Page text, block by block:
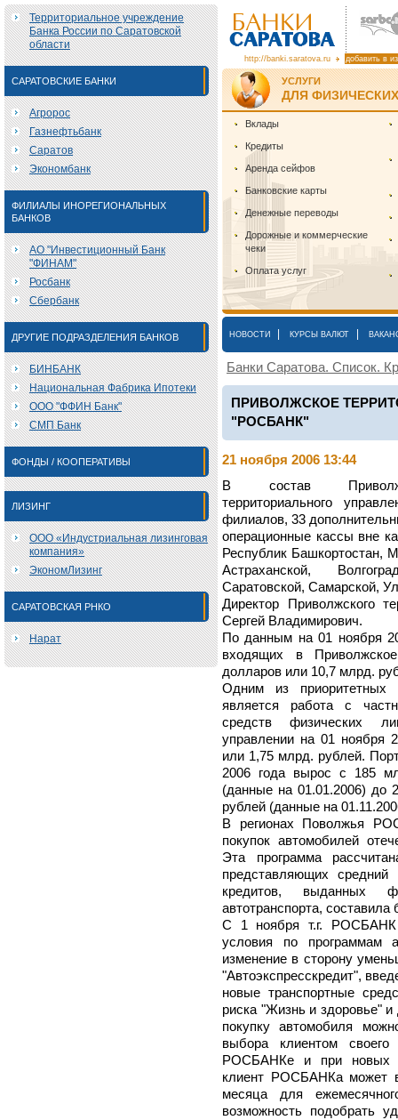
Территориальное учреждение
Банка России по Саратовской
области
САРАТОВСКИЕ БАНКИ
Агророс
Газнефтьбанк
Саратов
Экономбанк
ФИЛИАЛЫ ИНОРЕГИОНАЛЬНЫХ
БАНКОВ
АО "Инвестиционный Банк
"ФИНАМ"
Росбанк
Сбербанк
ДРУГИЕ ПОДРАЗДЕЛЕНИЯ БАНКОВ
БИНБАНК
Национальная Фабрика Ипотеки
ООО "ФФИН Банк"
СМП Банк
ФОНДЫ / КООПЕРАТИВЫ
ЛИЗИНГ
ООО «Индустриальная лизинговая
компания»
ЭкономЛизинг
САРАТОВСКАЯ РНКО
Нарат
http://banki.saratova.ru добавить в
УСЛУГИ
ДЛЯ
Вклады
Кредиты
Аренда сейфов
Банковские карты
Денежные переводы
Дорожные и коммерческие
чеки
Оплата услуг
НОВОСТИ КУРСЫ ВАЛЮТ
Банки Саратова. Список.
ПРИВОЛЖСКОЕ
"РОСБАНК"
21 ноября 2006 13:44
В состав
территориального
филиалов, 33
операционные кассы вне
Республик Башкортостан,
Астраханской,
Саратовской, Самарской,
Директор Приволжского
Сергей Владимирович.
По данным на 01 ноября
входящих в
долларов или 10,7 млрд.
Одним из приоритетных
является работа с
средств физических
управлении на 01 ноября
или 1,75 млрд. рублей.
2006 года вырос с 185
(данные на 01.01.2006)
рублей (данные на
В регионах Поволжья
покупок автомобилей
Эта программа
представляющих
кредитов, выданных
автотранспорта,
С 1 ноября т.г.
условия по программам
изменение в сторону
"Автоэкспресскредит",
новые транспортные
риска "Жизнь и здоровье"
покупку автомобиля
выбора клиентом
РОСБАНКе и при новых
клиент РОСБАНКа может
месяца для
возможность подобрать